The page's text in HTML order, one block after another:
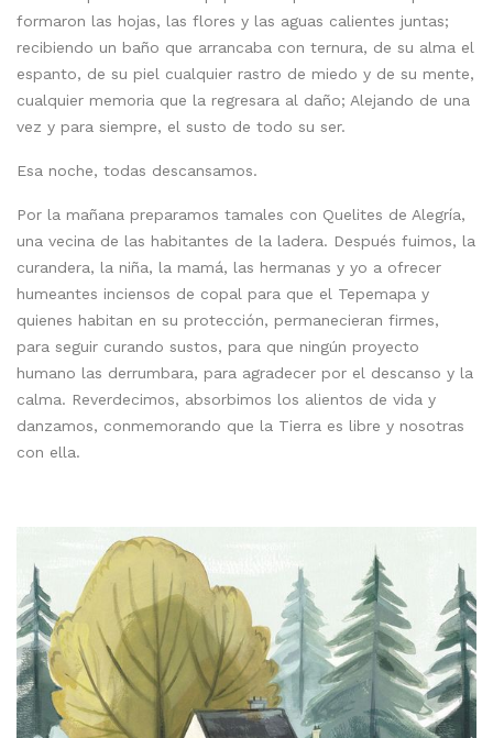
formaron las hojas, las flores y las aguas calientes juntas;
recibiendo un baño que arrancaba con ternura, de su alma el
espanto, de su piel cualquier rastro de miedo y de su mente,
cualquier memoria que la regresara al daño; Alejando de una
vez y para siempre, el susto de todo su ser.
Esa noche, todas descansamos.
Por la mañana preparamos tamales con Quelites de Alegría,
una vecina de las habitantes de la ladera. Después fuimos, la
curandera, la niña, la mamá, las hermanas y yo a ofrecer
humeantes inciensos de copal para que el Tepemapa y
quienes habitan en su protección, permanecieran firmes,
para seguir curando sustos, para que ningún proyecto
humano las derrumbara, para agradecer por el descanso y la
calma. Reverdecimos, absorbimos los alientos de vida y
danzamos, conmemorando que la Tierra es libre y nosotras
con ella.